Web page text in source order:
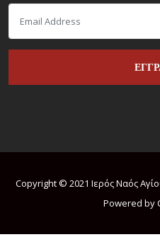
Copyright © 2021 Ιερός Ναός
Powered by